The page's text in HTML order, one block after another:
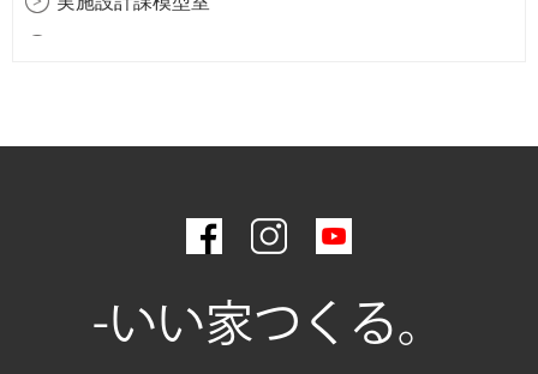
2024年3月
2024年2月
工務部品質管理課
工務部工務課
-いい家つくる。